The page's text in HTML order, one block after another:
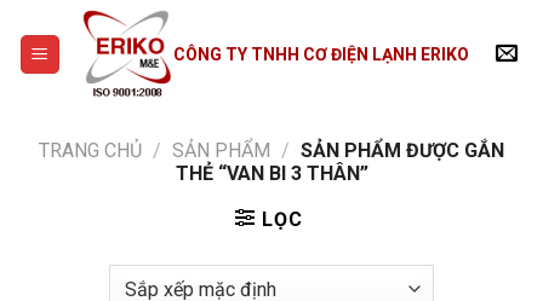
content
CÔNG TY TNHH CƠ ĐIỆN LẠNH ERIKO
TRANG CHỦ / SẢN PHẨM / SẢN PHẨM ĐƯỢC GẮN
THẺ “VAN BI 3 THÂN”
LỌC